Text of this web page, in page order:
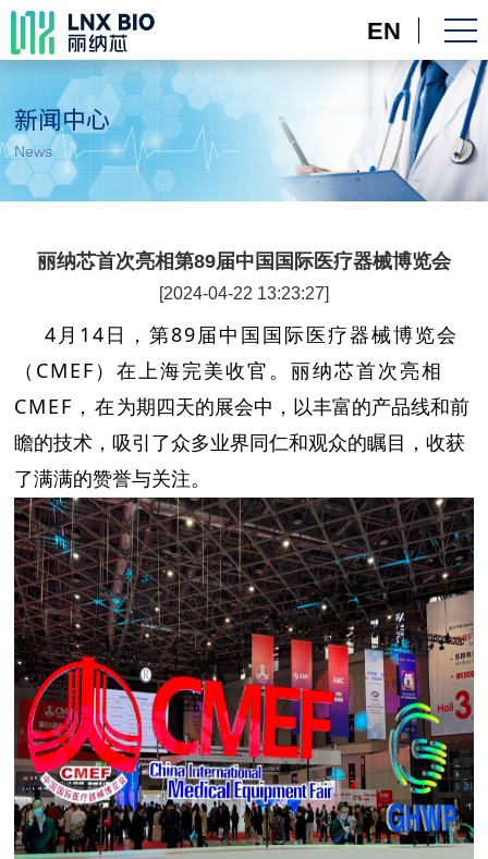
EN
新闻中心
News
丽纳芯首次亮相第89届中国国际医疗器械博览会
[2024-04-22 13:23:27]
4月14日，第89届中国国际医疗器械博览会
（CMEF）在上海完美收官。丽纳芯首次亮相
CMEF，在为期四天的展会中，以丰富的产品线和前
瞻的技术，吸引了众多业界同仁和观众的瞩目，收获
了满满的赞誉与关注。